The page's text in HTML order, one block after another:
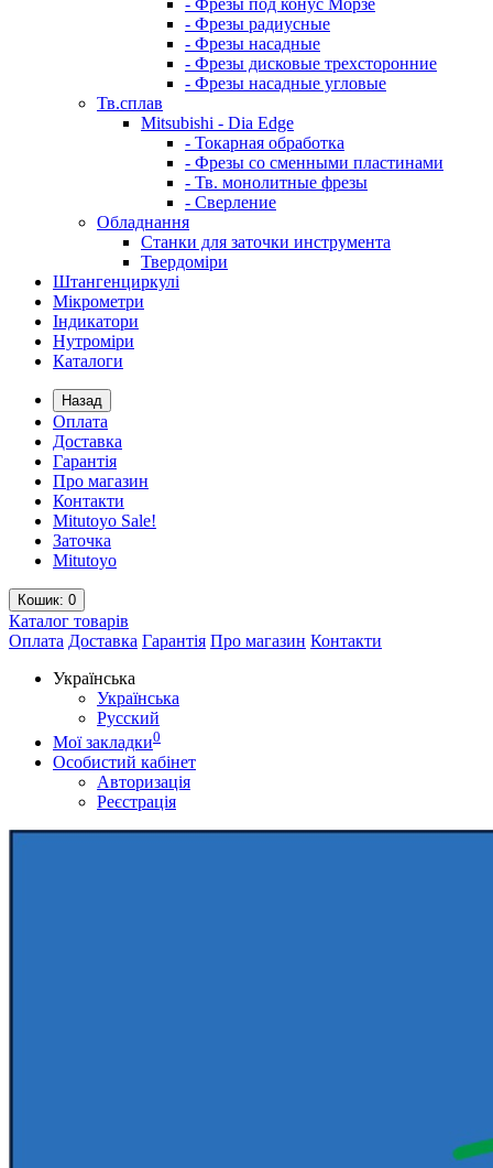
- Фрезы под конус Морзе
- Фрезы радиусные
- Фрезы насадные
- Фрезы дисковые трехсторонние
- Фрезы насадные угловые
Тв.сплав
Mitsubishi - Dia Edge
- Токарная обработка
- Фрезы со сменными пластинами
- Тв. монолитные фрезы
- Сверление
Обладнання
Станки для заточки инструмента
Твердоміри
Штангенциркулі
Мікрометри
Індикатори
Нутроміри
Каталоги
Назад
Оплата
Доставка
Гарантія
Про магазин
Контакти
Mitutoyo Sale!
Заточка
Mitutoyo
Кошик: 0
Каталог товарів
Оплата Доставка Гарантія Про магазин Контакти
Українська
Українська
Русский
Мої закладки0
Особистий кабінет
Авторизація
Реєстрація